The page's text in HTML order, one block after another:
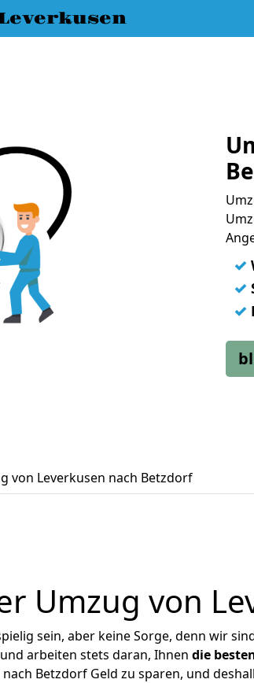
✓
✓
✓
von Leverkusen nach Betzdorf
Umzug von
sein, aber keine Sorge, denn wir
und arbeiten stets daran, Ihnen die
Betzdorf Geld zu sparen, und